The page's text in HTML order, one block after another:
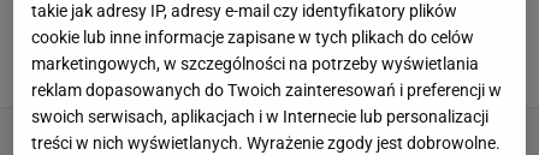
Wykonali kultowy utwór bez Janowskiego.
Widzowie smutni, on się tłumaczy
Zuzanna Kwasek,17 CZERWCA 2025, 21:39
takie jak adresy IP, adresy e-mail czy identyfikatory plików
cookie lub inne informacje zapisane w tych plikach do celów
marketingowych, w szczególności na potrzeby wyświetlania
reklam dopasowanych do Twoich zainteresowań i preferencji w
swoich serwisach, aplikacjach i w Internecie lub personalizacji
treści w nich wyświetlanych. Wyrażenie zgody jest dobrowolne.